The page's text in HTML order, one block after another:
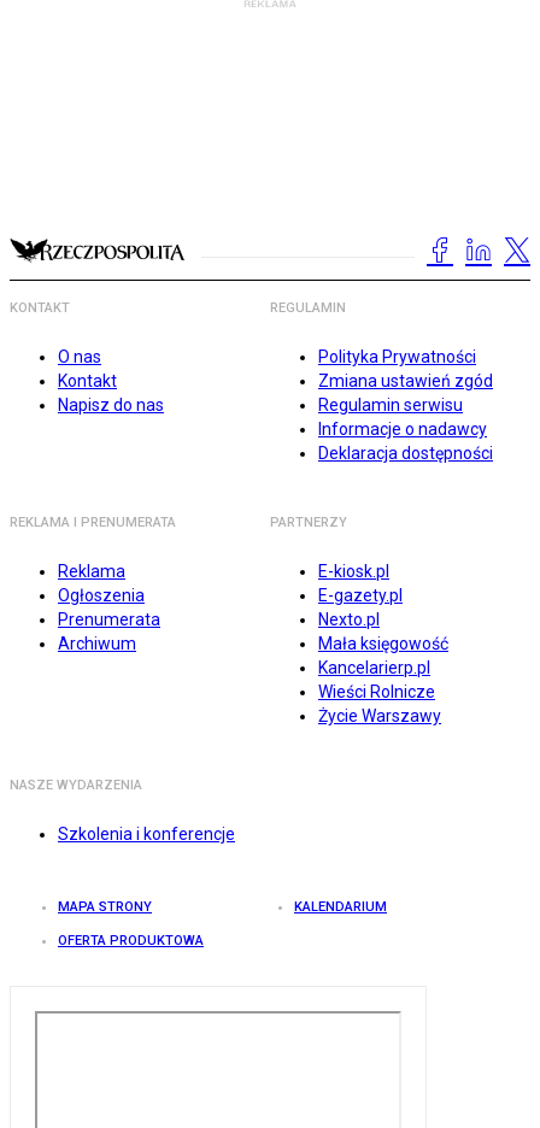
KONTAKT
O nas
Kontakt
Napisz do nas
REGULAMIN
Polityka Prywatności
Zmiana ustawień zgód
Regulamin serwisu
Informacje o nadawcy
Deklaracja dostępności
REKLAMA I PRENUMERATA
Reklama
Ogłoszenia
Prenumerata
Archiwum
PARTNERZY
E-kiosk.pl
E-gazety.pl
Nexto.pl
Mała księgowość
Kancelarierp.pl
Wieści Rolnicze
Życie Warszawy
NASZE WYDARZENIA
Szkolenia i konferencje
MAPA STRONY KALENDARIUM
OFERTA PRODUKTOWA